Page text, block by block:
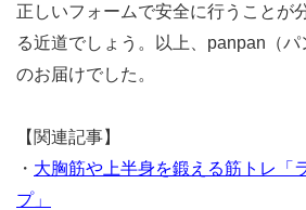
正しいフォームで安全に行うことが
る近道でしょう。以上、panpan（
のお届けでした。
【関連記事】
・ 大胸筋や上半身を鍛える筋トレ「
プ」